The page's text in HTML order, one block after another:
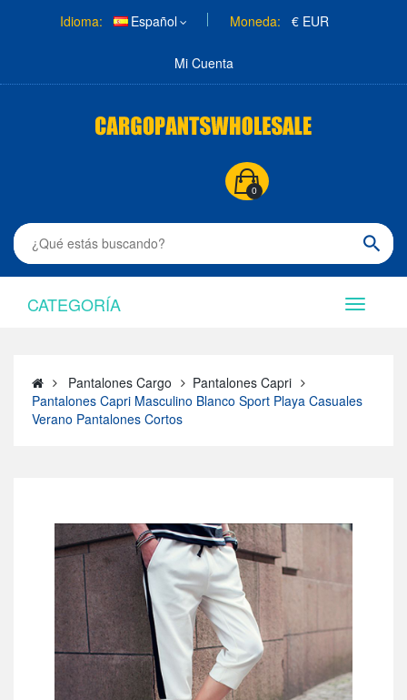
Idioma: Español Moneda: € EUR
Mi Cuenta
0
CATEGORÍA
Pantalones Cargo
Pantalones Capri
Pantalones Capri Masculino Blanco Sport Playa Casuales
Verano Pantalones Cortos